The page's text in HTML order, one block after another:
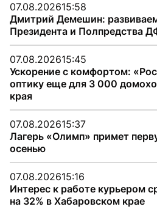
07.08.202615:58
Дмитрий Демешин:
Президента и Полпредства
07.08.202615:45
Ускорение с комфортом:
оптику еще для 3 000
края
07.08.202615:37
Лагерь «Олимп» примет
осенью
07.08.202615:16
Интерес к работе курьером
на 32% в Хабаровском крае